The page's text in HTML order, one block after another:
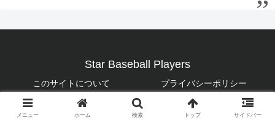
Star Baseball Players
このサイトについて プライバシーポリシー
© 2020 Star Baseball Players.
メニュー ホーム 検索 トップ サイドバー